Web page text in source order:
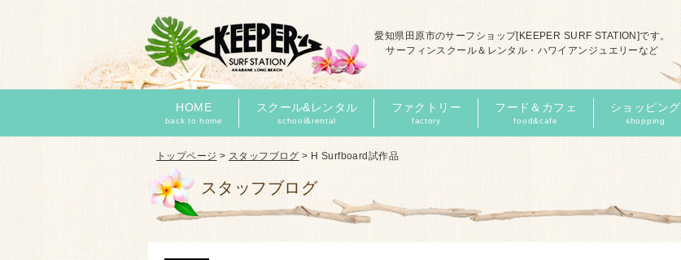
愛知県田原市のサーフショップ[KEEPER SURF STATION]です。
サーフィンスクール＆レンタル・ハワイアンジュエリーなど
HOME
back to home
スクール&レンタル
school&rental
ファクトリー
factory
フード＆カフェ
food&cafe
ショッピング
shopping
トップページ > スタッフブログ > H Surfboard試作品
スタッフブログ